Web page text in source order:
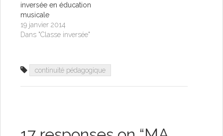
inversée en éducation
musicale
19 janvier 2014
Dans "Classe inversée"
continuité pédagogique